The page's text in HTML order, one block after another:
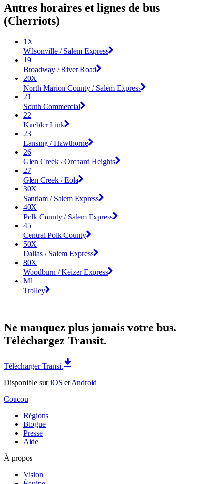
Autres horaires et lignes de bus
(Cherriots)
1X
Wilsonville / Salem Express
19
Broadway / River Road
20X
North Marion County / Salem Express
21
South Commercial
22
Kuebler Link
23
Lansing / Hawthorne
26
Glen Creek / Orchard Heights
27
Glen Creek / Eola
30X
Santiam / Salem Express
40X
Polk County / Salem Express
45
Central Polk County
50X
Dallas / Salem Express
80X
Woodburn / Keizer Express
MI
Trolley
Ne manquez plus jamais votre bus.
Téléchargez Transit.
Télécharger Transit
Disponible suriOS et Android
Coucou
Régions
Blogue
Presse
Aide
À propos
Vision